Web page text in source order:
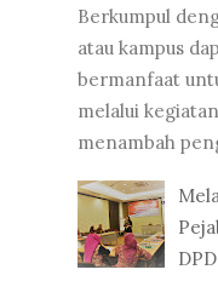
Berkumpul
atau kampus
bermanfaat
melalui
menambah